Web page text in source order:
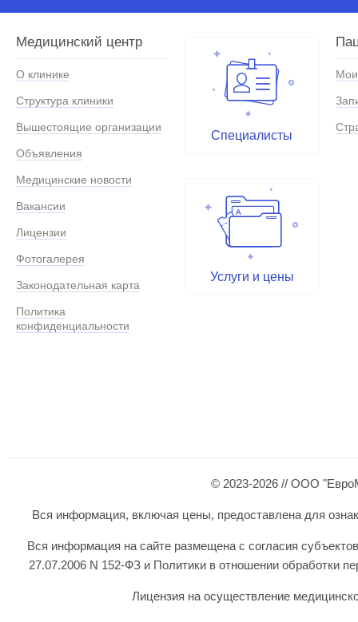
Медицинский центр
О клинике
Структура клиники
Вышестоящие организации
Объявления
Медицинские новости
Вакансии
Лицензии
Фотогалерея
Законодательная карта
Политика
конфиденциальности
Специалисты
Услуги и цены
© 2023-2026 // ООО
Вся информация, включая цены, предоставлена для
Вся информация на сайте размещена с согласия
27.07.2006 N 152-ФЗ и Политики в отношении обработки
Лицензия на осуществление